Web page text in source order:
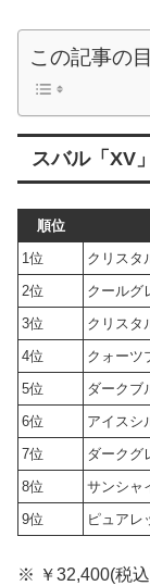
この記事の
スバル「XV
順位
1位
クリスタ
2位
クールグ
3位
クリスタ
4位
クォーツ
5位
ダークブ
6位
アイスシ
7位
ダークグ
8位
サンシャ
9位
ピュアレ
※ ￥32,400(税